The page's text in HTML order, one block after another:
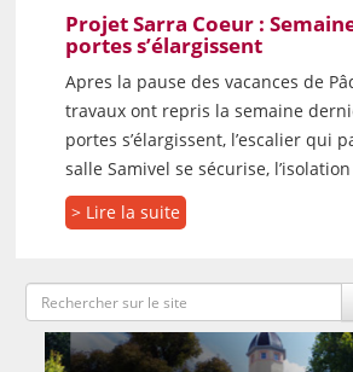
Projet Sarra Coeur :
portes s’élargissent
Apres la pause des vacances de
travaux ont repris la semaine
portes s’élargissent, l’escalier qui
salle Samivel se sécurise,
> Lire la suite